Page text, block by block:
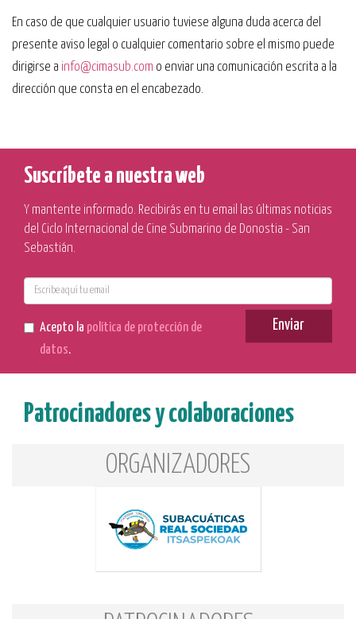
En caso de que cualquier usuario tuviese alguna duda acerca del
presente aviso legal o cualquier comentario sobre el mismo puede
dirigirse a info@cimasub.com o enviar una comunicación escrita a la
dirección que consta en el encabezado.
Suscríbete a nuestra web
Y mantente informado. Recibirás en tu email las últimas noticias
del Ciclo Internacional de Cine Submarino de Donostia - San
Sebastián.
Acepto la política de protección de
datos.
Enviar
Patrocinadores y colaboraciones
ORGANIZADORES